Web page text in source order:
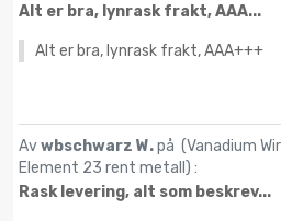
Alt er bra, lynrask frakt, AAA...
Alt er bra, lynrask frakt, AAA+++
Avwbschwarz W.på (Vanadium
Element 23 rent metall ) :
Rask levering, alt som beskrev...